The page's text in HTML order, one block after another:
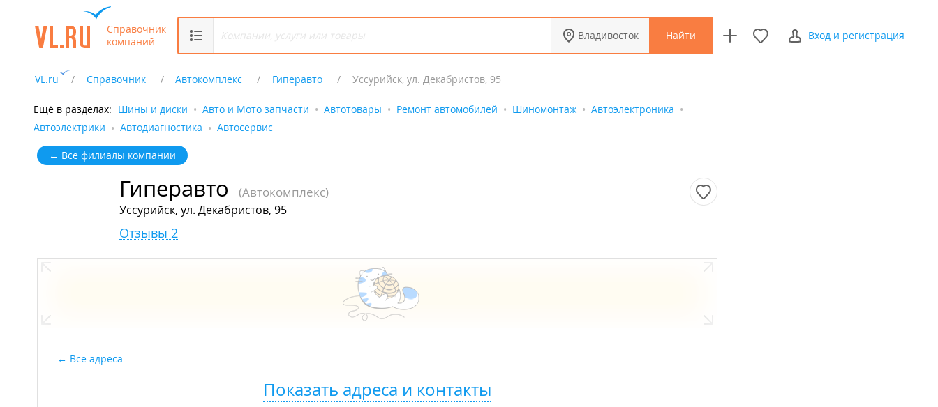
Справочник
компаний
Владивосток Найти Вход и регистрация
VL.ru Справочник Автокомплекс Гиперавто Уссурийск, ул. Декабристов, 95
Ещё в разделах: Шины и диски Авто и Мото запчасти Автотовары Ремонт автомобилей Шиномонтаж
Автоэлектроника
Автоэлектрики
Автодиагностика Автосервис
← Все филиалы компании
Гиперавто (Автокомплекс)
Уссурийск, ул. Декабристов, 95
Отзывы 2
Все адреса
Показать адреса и контакты